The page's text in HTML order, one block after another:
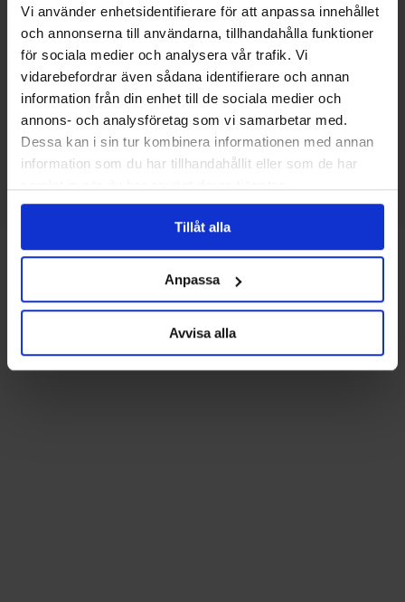
Vi använder enhetsidentifierare för att anpassa innehållet
och annonserna till användarna, tillhandahålla funktioner
för sociala medier och analysera vår trafik. Vi
vidarebefordrar även sådana identifierare och annan
information från din enhet till de sociala medier och
annons- och analysföretag som vi samarbetar med.
Dessa kan i sin tur kombinera informationen med annan
information som du har tillhandahållit eller som de har
Tillåt alla
Anpassa
Avvisa alla
frukost för att göra dig redo för vandringen. Ytterligare
faciliteter som tvätt faciliteter, lunchpaket finns i vissa
boenden.
10 dagar/ 9 nätter
8 dagar/ 7 nätter
Ruttkarta